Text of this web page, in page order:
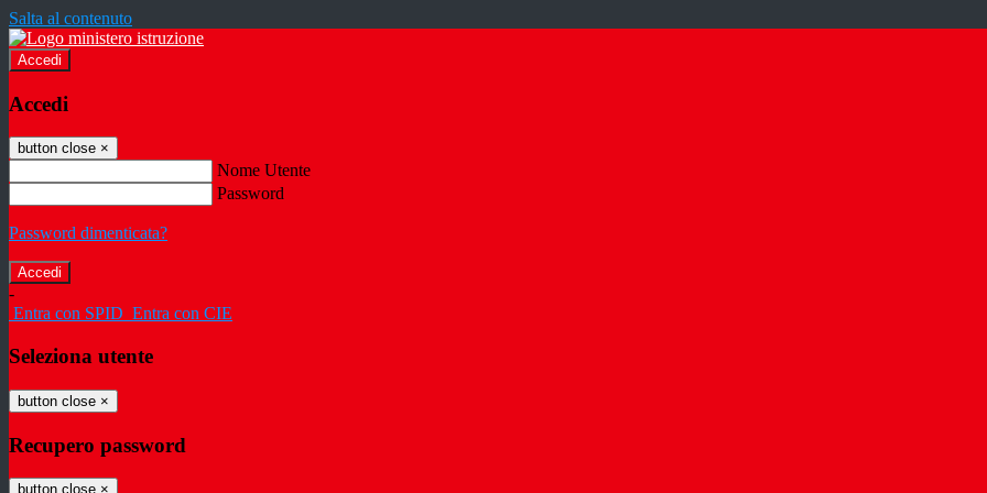
Salta al contenuto
Accedi
Accedi
button close ×
Nome Utente
Password
Password dimenticata?
-
Entra con SPID Entra con CIE
Seleziona utente
button close ×
Recupero password
button close ×